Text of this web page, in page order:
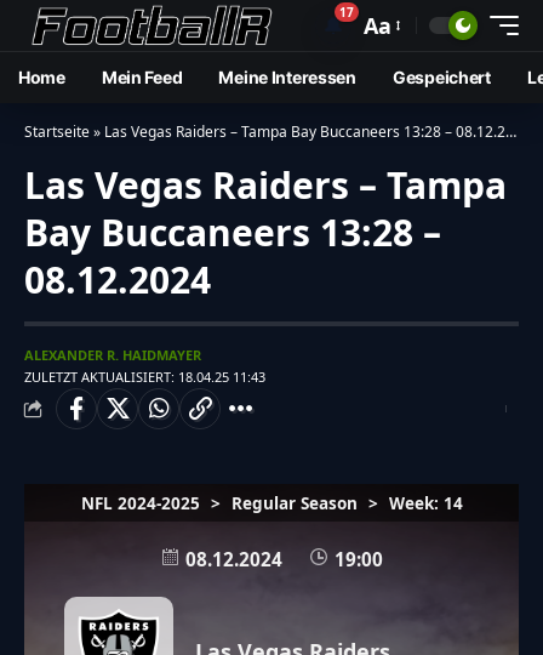
🔔17 Aa
Home Mein Feed Meine Interessen Gespeichert
Startseite» Las Vegas Raiders – Tampa Bay Buccaneers 13:28 – 08.12.2024
Las Vegas Raiders – Tampa
Bay Buccaneers 13:28 –
08.12.2024
ZULETZT AKTUALISIERT: 18.04.25 11:43
ALEXANDER R. HAIDMAYER
NFL 2024-2025 > Regular Season > Week: 14
08.12.2024 19:00